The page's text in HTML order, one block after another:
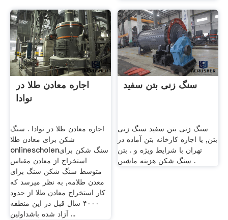
اجاره معادن طلا در
نوادا
اجاره معادن طلا در نوادا . سنگ
شکن برای معادن طلا
onlinescholenسنگ شکن برای
استخراج از معادن مقیاس
متوسط سنگ شکن سنگ برای
معدن طلامه, به نظر میرسد که
کار استخراج معادن طلا از حدود
۴۰۰۰ سال قبل در این منطقه
آزاد شده باشداولین ...
سنگ زنی بتن سفید
سنگ زنی بتن سفید سنگ زنی
بتن, یا اجاره کارخانه بتن آماده در
تهران با شرایط ویژه و . بتن
سنگ شکن هزینه ماشین .